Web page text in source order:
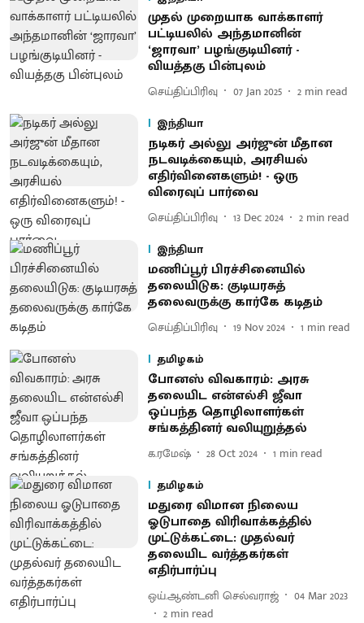
முதல் முறையாக வாக்காளர்
பட்டியலில் அந்தமானின்
‘ஜாரவா’ பழங்குடியினர் -
வியத்தகு பின்புலம்
செய்திப்பிரிவு 07 Jan 2025 2 min read
இந்தியா
நடிகர் அல்லு அர்ஜுன் மீதான
நடவடிக்கையும், அரசியல்
எதிர்வினைகளும்! - ஒரு
விரைவுப் பார்வை
செய்திப்பிரிவு 13 Dec 2024 2 min read
இந்தியா
மணிப்பூர் பிரச்சினையில்
தலையிடுக: குடியரசுத்
தலைவருக்கு கார்கே கடிதம்
செய்திப்பிரிவு 19 Nov 2024 1 min read
தமிழகம்
போனஸ் விவகாரம்: அரசு
தலையிட என்எல்சி ஜீவா
ஒப்பந்த தொழிலாளர்கள்
சங்கத்தினர் வலியுறுத்தல்
க.ரமேஷ் 28 Oct 2024 1 min read
தமிழகம்
மதுரை விமான நிலைய
ஓடுபாதை விரிவாக்கத்தில்
முட்டுக்கட்டை: முதல்வர்
தலையிட வர்த்தகர்கள்
எதிர்பார்ப்பு
ஒய்.ஆண்டனி செல்வராஜ்
04 Mar 2023
2 min read